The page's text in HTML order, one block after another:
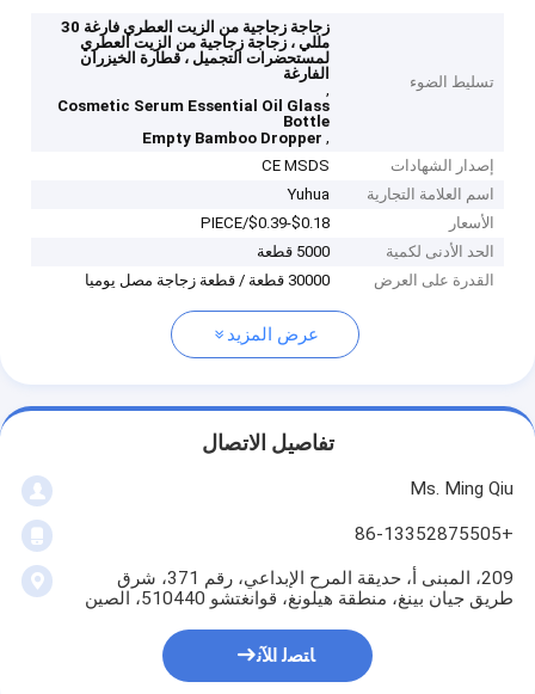
تسليط الضوء
زجاجة زجاجية من الزيت العطري فارغة 30
مللي ، زجاجة زجاجية من الزيت العطري
لمستحضرات التجميل ، قطارة الخيزران
الفارغة
,
Cosmetic Serum Essential Oil Glass
Bottle
,
Empty Bamboo Dropper
إصدار الشهادات
CE MSDS
اسم العلامة التجارية
Yuhua
الأسعار
$0.18-$0.39/PIECE
الحد الأدنى لكمية
5000 قطعة
القدرة على العرض
30000 قطعة / قطعة زجاجة مصل يوميا
عرض المزيد
تفاصيل الاتصال
Ms. Ming Qiu
+86-13352875505
209، المبنى أ، حديقة المرح الإبداعي، رقم 371، شرق
طريق جيان بينغ، منطقة هيلونغ، قوانغتشو 510440، الصين
ﺎﺘﺼﻟ ﺍﻶﻧ